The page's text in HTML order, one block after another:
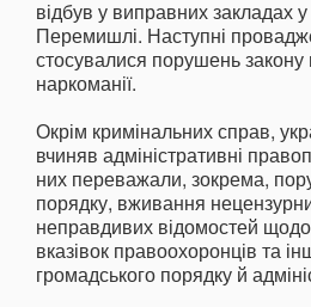
відбув у виправних закладах
Перемишлі. Наступні
стосувалися порушень закону
наркоманії.
Окрім кримінальних справ,
вчиняв адміністративні
них переважали, зокрема,
порядку, вживання
неправдивих відомостей
вказівок правоохоронців та
громадського порядку й